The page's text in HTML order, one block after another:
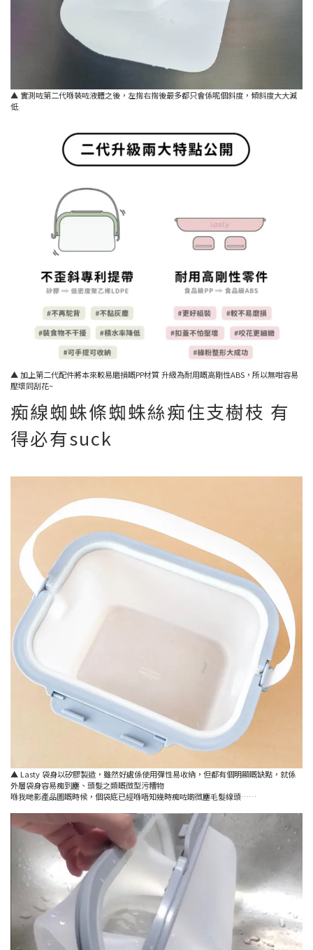
▲ 實測咗第二代喺裝咗液體之後，左揈右揈後最多都只會係呢個斜度，傾斜度大大減
低
▲ 加上第二代配件將本來較易磨損嘅PP材質 升級為耐用嘅高剛性ABS，所以無咁容易
壓壞同刮花~
痴線蜘蛛條蜘蛛絲痴住支樹枝 有
得必有suck
▲ Lasty 袋身以矽膠製造，雖然好處係使用彈性易收納，但都有個明顯嘅缺點，就係
外層袋身容易痴到塵、頭髮之類嘅微型污糟物
喺我哋影產品圖嘅時候，個袋底已經喺唔知幾時痴咗啲微塵毛髮線頭……